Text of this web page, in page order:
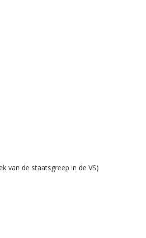
van de staatsgreep in de VS)